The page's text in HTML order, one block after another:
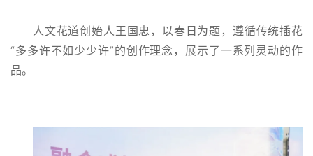
人文花道创始人王国忠，以春日为题，遵循传统插花
“多多许不如少少许”的创作理念，展示了一系列灵动的作
品。